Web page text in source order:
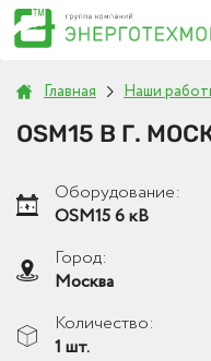
Главная Наши
OSM15 В Г.
Оборудование:
OSM15 6 кВ
Город:
Москва
Количество:
1 шт.